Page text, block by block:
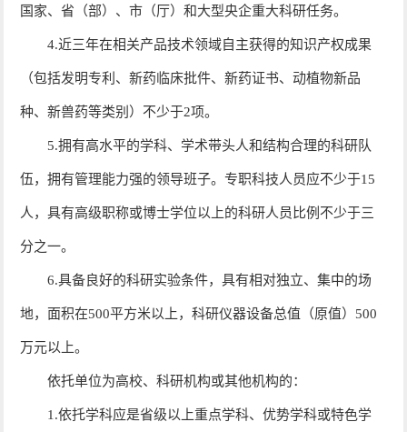
国家、省（部）、市（厅）和大型央企重大科研任务。
4.近三年在相关产品技术领域自主获得的知识产权成果
（包括发明专利、新药临床批件、新药证书、动植物新品
种、新兽药等类别）不少于2项。
5.拥有高水平的学科、学术带头人和结构合理的科研队
伍，拥有管理能力强的领导班子。专职科技人员应不少于15
人，具有高级职称或博士学位以上的科研人员比例不少于三
分之一。
6.具备良好的科研实验条件，具有相对独立、集中的场
地，面积在500平方米以上，科研仪器设备总值（原值）500
万元以上。
依托单位为高校、科研机构或其他机构的：
1.依托学科应是省级以上重点学科、优势学科或特色学